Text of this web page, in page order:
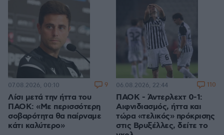
Λίσι μετά την ήττα του
ΠΑΟΚ: «Με περισσότερη
σοβαρότητα θα παίρναμε
κάτι καλύτερο»
07.08.2026, 00:10 9
ΠΑΟΚ - Άντερλεχτ 0-1:
Αιφνιδιασμός, ήττα και
τώρα «τελικός» πρόκρισης
στις Βρυξέλλες, δείτε το
06.08.2026, 22:44 110